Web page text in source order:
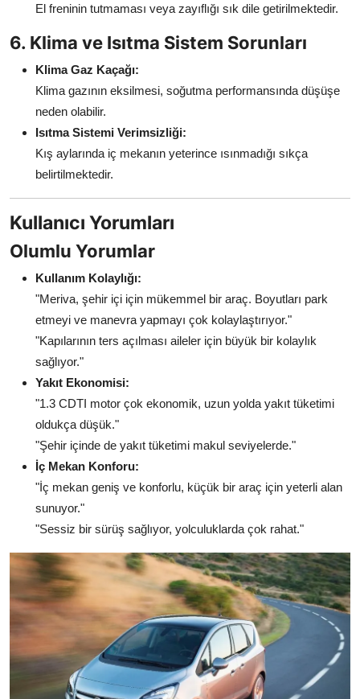
El freninin tutmaması veya zayıflığı sık dile getirilmektedir.
6. Klima ve Isıtma Sistem Sorunları
Klima Gaz Kaçağı:
Klima gazının eksilmesi, soğutma performansında düşüşe
neden olabilir.
Isıtma Sistemi Verimsizliği:
Kış aylarında iç mekanın yeterince ısınmadığı sıkça
belirtilmektedir.
Kullanıcı Yorumları
Olumlu Yorumlar
Kullanım Kolaylığı:
"Meriva, şehir içi için mükemmel bir araç. Boyutları park
etmeyi ve manevra yapmayı çok kolaylaştırıyor."
"Kapılarının ters açılması aileler için büyük bir kolaylık
sağlıyor."
Yakıt Ekonomisi:
"1.3 CDTI motor çok ekonomik, uzun yolda yakıt tüketimi
oldukça düşük."
"Şehir içinde de yakıt tüketimi makul seviyelerde."
İç Mekan Konforu:
"İç mekan geniş ve konforlu, küçük bir araç için yeterli alan
sunuyor."
"Sessiz bir sürüş sağlıyor, yolculuklarda çok rahat."